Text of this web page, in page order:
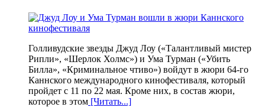
Голливудские звезды Джуд Лоу («Талантливый мистер
Рипли», «Шерлок Холмс») и Ума Турман («Убить
Билла», «Криминальное чтиво») войдут в жюри 64-го
Каннского международного кинофестиваля, который
пройдет с 11 по 22 мая. Кроме них, в состав жюри,
которое в этом [Читать...]